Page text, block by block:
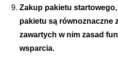
Zakup pakietu
pakietu są równoznaczne
zawartych w nim zasad
wsparcia.